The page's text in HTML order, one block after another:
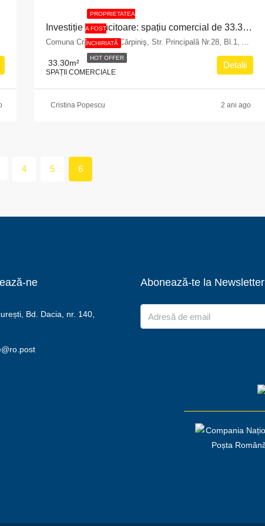
PROPRIETATEA
A FOST
ÎNCHIRIATĂ
HOT OFFER
Investiție strălucitoare: spațiu comercial de 33.30 mp în pitorescul sat Cărpiniș, comuna Crasna, județul Gorj
Comuna Crasna, Sat Cărpiniş, Str. Principală Nr.28, Bl.1, Ap.3,parter, Judeţul Gorj
33.30m²
SPAȚII COMERCIALE
Detalii
Cristina Popescu 2 ani ago
4 5 6
ne
Bd. Dacia, nr. 140,
Abonează-te la Newsletter